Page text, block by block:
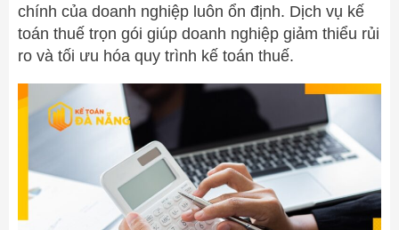
chính của doanh nghiệp luôn ổn định. Dịch vụ kế
toán thuế trọn gói giúp doanh nghiệp giảm thiểu rủi
ro và tối ưu hóa quy trình kế toán thuế.